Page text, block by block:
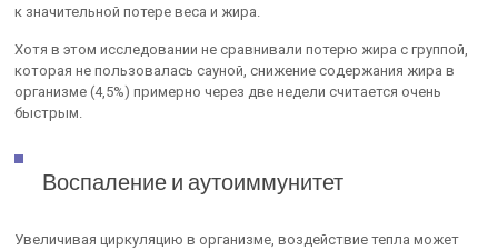
к значительной потере веса и жира.
Хотя в этом исследовании не сравнивали потерю жира с группой,
которая не пользовалась сауной, снижение содержания жира в
организме (4,5%) примерно через две недели считается очень
быстрым.
Воспаление и аутоиммунитет
Увеличивая циркуляцию в организме, воздействие тепла может